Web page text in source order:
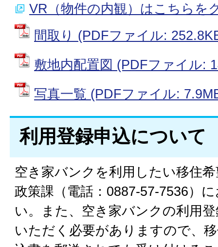
VR（物件の内観）はこちらを
間取り (PDFファイル:
敷地内配置図 (PDFファイル:
写真一覧 (PDFファイル:
利用登録申込について
空き家バンクを利用したい移住
政策課（電話：0887-57-7536）
い。また、空き家バンクの利用
いただく必要がありますので、